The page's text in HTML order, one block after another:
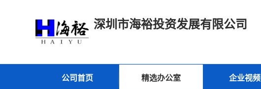
深圳市海裕投资发展有限公司
公司首页 精选办公室 企业视频